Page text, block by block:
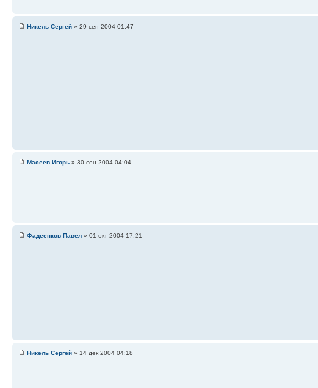
Никель Сергей » 29 сен 2004 01:47
Масеев Игорь » 30 сен 2004 04:04
Фадеенков Павел » 01 окт 2004 17:21
Никель Сергей » 14 дек 2004 04:18